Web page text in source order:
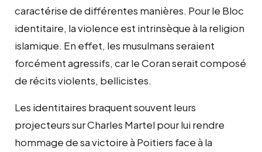
caractérise de différentes manières. Pour le Bloc
identitaire, la violence est intrinsèque à la religion
islamique. En effet, les musulmans seraient
forcément agressifs, car le Coran serait composé
de récits violents, bellicistes.
Les identitaires braquent souvent leurs
projecteurs sur Charles Martel pour lui rendre
hommage de sa victoire à Poitiers face à la